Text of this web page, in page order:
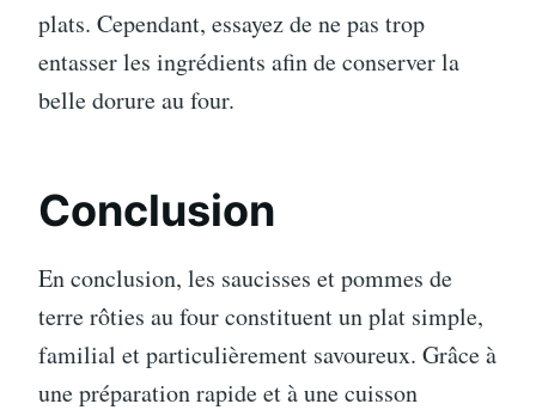
plats. Cependant, essayez de ne pas trop
entasser les ingrédients afin de conserver la
belle dorure au four.
Conclusion
En conclusion, les saucisses et pommes de
terre rôties au four constituent un plat simple,
familial et particulièrement savoureux. Grâce à
une préparation rapide et à une cuisson